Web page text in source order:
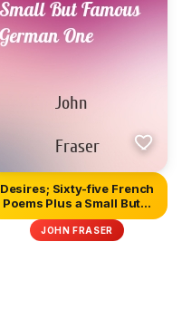
Desires; Sixty-five French
Poems Plus a Small But...
JOHN FRASER